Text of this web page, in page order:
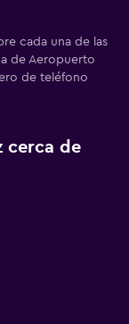
cada una de las
de Aeropuerto
de teléfono
cerca de